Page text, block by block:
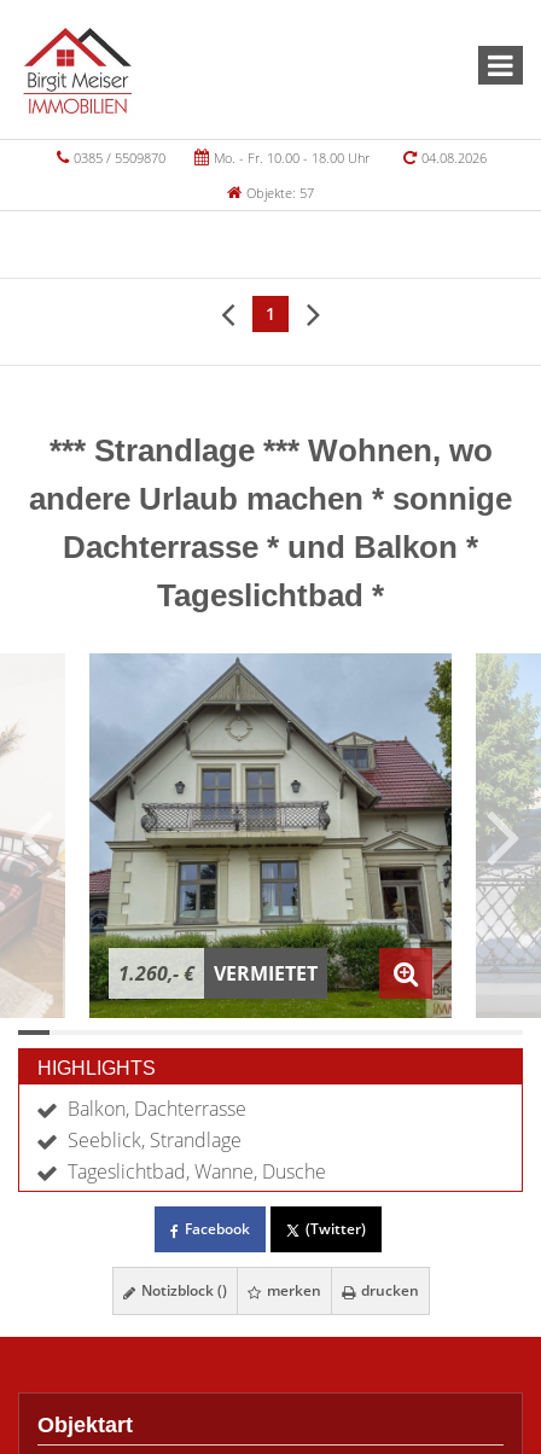
0385 / 5509870 Mo. - Fr. 10.00 - 18.00 Uhr
04.08.2026
Objekte: 57
1
*** Strandlage *** Wohnen, wo
andere Urlaub machen * sonnige
Dachterrasse * und Balkon *
Tageslichtbad *
1.260,- € VERMIETET
HIGHLIGHTS
Balkon, Dachterrasse
Seeblick, Strandlage
Tageslichtbad, Wanne, Dusche
Facebook (Twitter)
Notizblock () merken drucken
Objektart